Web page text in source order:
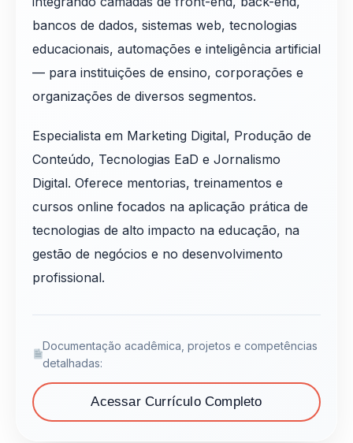
bancos de dados, sistemas web, tecnologias
educacionais, automações e inteligência artificial
— para instituições de ensino, corporações e
organizações de diversos segmentos.
Especialista em Marketing Digital, Produção de
Conteúdo, Tecnologias EaD e Jornalismo
Digital. Oferece mentorias, treinamentos e
cursos online focados na aplicação prática de
tecnologias de alto impacto na educação, na
gestão de negócios e no desenvolvimento
profissional.
Documentação acadêmica, projetos e competências
detalhadas:
Acessar Currículo Completo